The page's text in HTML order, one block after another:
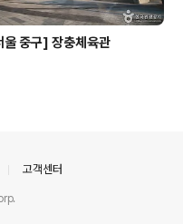
울 중구] 장충체육관
고객센터